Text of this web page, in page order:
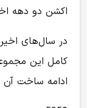
اکشن دو دهه
در سال‌های
کامل این
ادامه ساخت آن